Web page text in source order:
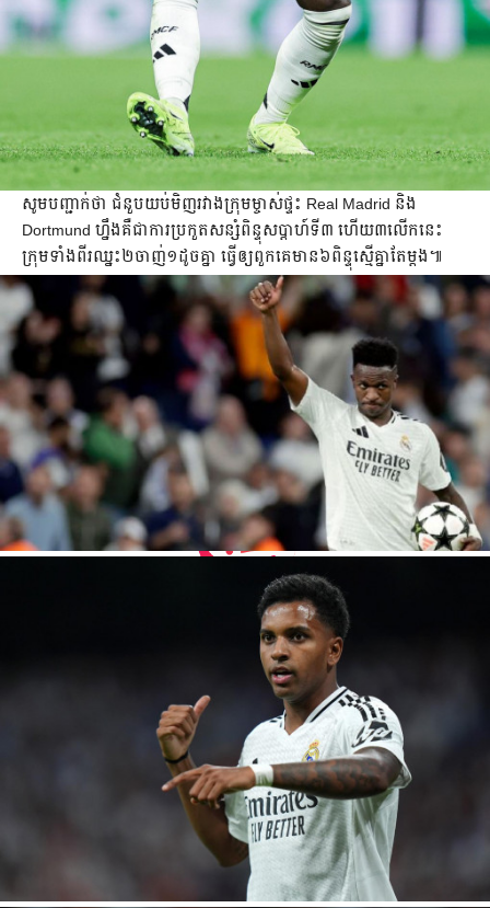
​សូម​បញ្ជាក់​ថា​​ ជំនួប​យប់មិញ​រវាង​ក្រុម​ម្ចាស់​ផ្ទះ​ Real Madrid និង
Dortmund ហ្នឹង​គឺ​ជា​ការ​ប្រកួត​សន្សំ​ពិន្ទុ​សប្ដាហ៍​ទី​៣​​ ហើយ​៣​លើក​នេះ​
ក្រុម​ទាំង​ពីរ​ឈ្នះ​២​​​ចាញ់​១​ដូច​គ្នា ​​ធ្វើ​ឲ្យ​ពួក​គេ​​មាន​៦​ពិន្ទុ​ស្មើ​គ្នា​តែ​ម្ដង​៕ ​​​​​